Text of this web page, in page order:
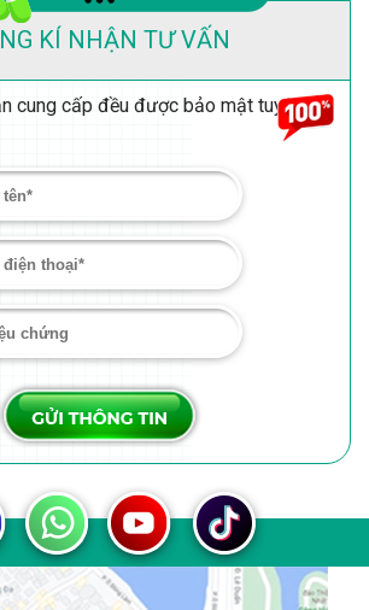
KÍ NHẬN TƯ VẤN
cung cấp đều được bảo mật tuyệt